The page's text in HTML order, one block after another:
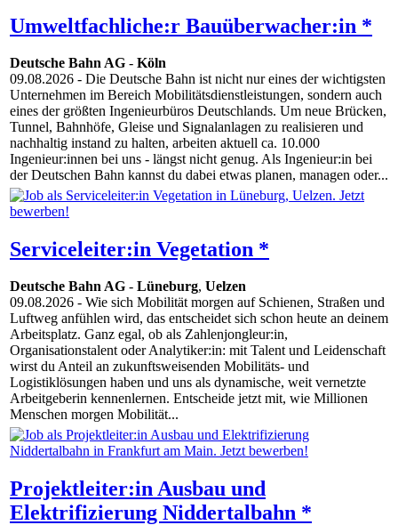
Umweltfachliche:r Bauüberwacher:in *
Deutsche Bahn AG - Köln
09.08.2026 - Die Deutsche Bahn ist nicht nur eines der wichtigsten
Unternehmen im Bereich Mobilitätsdienstleistungen, sondern auch
eines der größten Ingenieurbüros Deutschlands. Um neue Brücken,
Tunnel, Bahnhöfe, Gleise und Signalanlagen zu realisieren und
nachhaltig instand zu halten, arbeiten aktuell ca. 10.000
Ingenieur:innen bei uns - längst nicht genug. Als Ingenieur:in bei
der Deutschen Bahn kannst du dabei etwas planen, managen oder...
Serviceleiter:in Vegetation *
Deutsche Bahn AG - Lüneburg, Uelzen
09.08.2026 - Wie sich Mobilität morgen auf Schienen, Straßen und
Luftweg anfühlen wird, das entscheidet sich schon heute an deinem
Arbeitsplatz. Ganz egal, ob als Zahlenjongleur:in,
Organisationstalent oder Analytiker:in: mit Talent und Leidenschaft
wirst du Anteil an zukunftsweisenden Mobilitäts- und
Logistiklösungen haben und uns als dynamische, weit vernetzte
Arbeitgeberin kennenlernen. Entscheide jetzt mit, wie Millionen
Menschen morgen Mobilität...
Projektleiter:in Ausbau und
Elektrifizierung Niddertalbahn *